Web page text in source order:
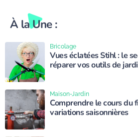
À la Une :
Vues éclatées Stihl : le
réparer vos outils de
Bricolage
Comprendre le cours du
variations saisonnières
Maison-Jardin